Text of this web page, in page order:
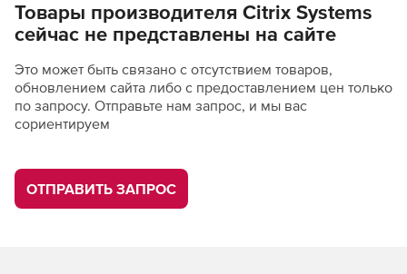
Товары производителя Citrix Systems
сейчас не представлены на сайте
Это может быть связано с отсутствием товаров,
обновлением сайта либо с предоставлением цен только
по запросу. Отправьте нам запрос, и мы вас
сориентируем
ОТПРАВИТЬ ЗАПРОС